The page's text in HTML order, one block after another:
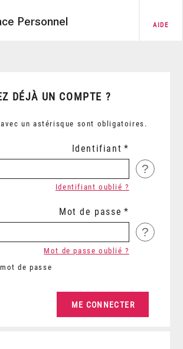
Personnel AIDE
DÉJÀ UN COMPTE ?
avec un astérisque sont obligatoires.
Identifiant
?
Identifiant oublié ?
Mot de passe
?
mot de passe
Mot de passe oublié ?